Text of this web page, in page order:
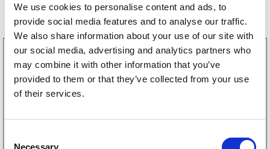
We use cookies to personalise content and ads, to
provide social media features and to analyse our traffic.
We also share information about your use of our site with
our social media, advertising and analytics partners who
may combine it with other information that you’ve
provided to them or that they’ve collected from your use
of their services.
Necessary
Storsäljare
3160052
LGF Skylt Självhäftande
238kr(190kr exkl. moms)